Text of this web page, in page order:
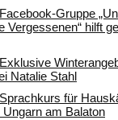
Facebook-Gruppe
Vergessenen“ hilft
Exklusive
Natalie Stahl
Sprachkurs für
am Balaton